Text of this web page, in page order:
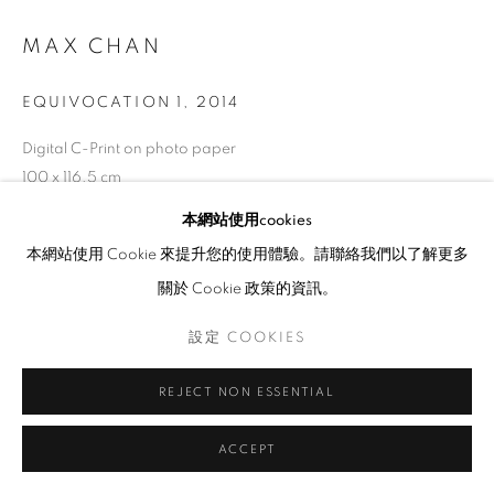
本網站使用cookies
本網站使用 Cookie 來提升您的使用體驗。請聯絡我們以了解更多
關於 Cookie 政策的資訊。
設定 COOKIES
REJECT NON ESSENTIAL
ACCEPT
MAX CHAN
EQUIVOCATION 1 , 2014
Digital C-Print on photo paper
100 x 116.5 cm
牆上模擬